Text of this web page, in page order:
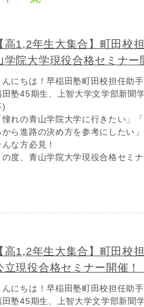
高1,2年生大集合】町田校
学院大学現役合格セミナー
んにちは！早稲田塾町田校担任助
田塾45期生、上智大学文学部新聞
)
憧れの青山学院大学に行きたい」
から進路の決め方を参考にしたい」
んな方必見！
の度、青山学院大学現役合格セミ
高1,2年生大集合】町田校
立現役合格セミナー開催！
んにちは！早稲田塾町田校担任助
田塾45期生、上智大学文学部新聞